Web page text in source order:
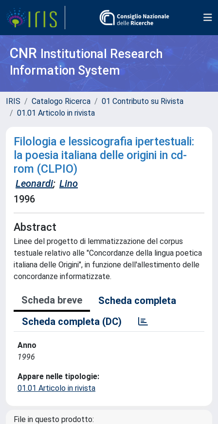
CNR Institutional Research
Information System
IRIS Catalogo Ricerca
01 Contributo su Rivista
01.01 Articolo in rivista
Filologia e lessicografia ipertestuali:
la poesia italiana delle origini in cd-
rom (CLPIO)
Leonardi; Lino
1996
Abstract
Linee del progetto di lemmatizzazione del corpus
testuale relativo alle "Concordanze della lingua poetica
italiana delle Origini", in funzione dell'allestimento delle
concordanze informatizzate.
Scheda breve
Scheda completa
Scheda completa (DC)
Anno
1996
Appare nelle tipologie:
01.01 Articolo in rivista
File in questo prodotto: